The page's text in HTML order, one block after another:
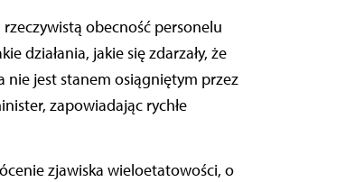
obecność personelu
działania, jakie się zdarzały, że
nie jest stanem osiągniętym przez
zapowiadając rychłe
zjawiska wieloetatowości, o